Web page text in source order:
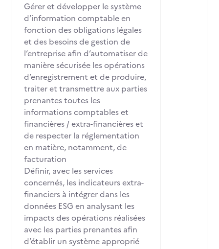
Gérer et développer le système
d’information comptable en
fonction des obligations légales
et des besoins de gestion de
l’entreprise afin d’automatiser de
manière sécurisée les opérations
d’enregistrement et de produire,
traiter et transmettre aux parties
prenantes toutes les
informations comptables et
financières / extra-financières et
de respecter la réglementation
en matière, notamment, de
facturation
Définir, avec les services
concernés, les indicateurs extra-
financiers à intégrer dans les
données ESG en analysant les
impacts des opérations réalisées
avec les parties prenantes afin
d’établir un système approprié